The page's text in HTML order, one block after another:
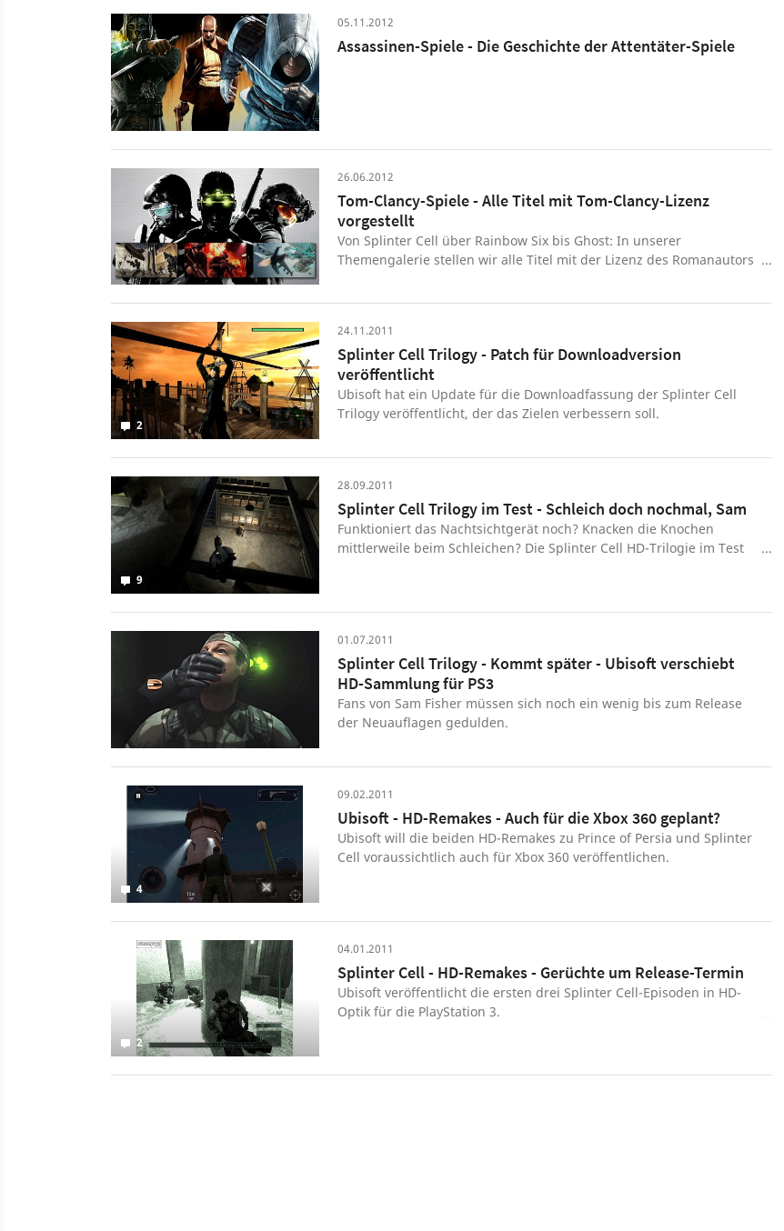
05.11.2012
Assassinen-Spiele - Die Geschichte der Attentäter-Spiele
26.06.2012
Tom-Clancy-Spiele - Alle Titel mit Tom-Clancy-Lizenz
vorgestellt
Von Splinter Cell über Rainbow Six bis Ghost: In unserer
Themengalerie stellen wir alle Titel mit der Lizenz des Romanautors
2
24.11.2011
Splinter Cell Trilogy - Patch für Downloadversion
veröffentlicht
Ubisoft hat ein Update für die Downloadfassung der Splinter Cell
Trilogy veröffentlicht, der das Zielen verbessern soll.
9
28.09.2011
Splinter Cell Trilogy im Test - Schleich doch nochmal, Sam
Funktioniert das Nachtsichtgerät noch? Knacken die Knochen
mittlerweile beim Schleichen? Die Splinter Cell HD-Trilogie im Test
01.07.2011
Splinter Cell Trilogy - Kommt später - Ubisoft verschiebt
HD-Sammlung für PS3
Fans von Sam Fisher müssen sich noch ein wenig bis zum Release
der Neuauflagen gedulden.
4
09.02.2011
Ubisoft - HD-Remakes - Auch für die Xbox 360 geplant?
Ubisoft will die beiden HD-Remakes zu Prince of Persia und Splinter
Cell voraussichtlich auch für Xbox 360 veröffentlichen.
2
04.01.2011
Splinter Cell - HD-Remakes - Gerüchte um Release-Termin
Ubisoft veröffentlicht die ersten drei Splinter Cell-Episoden in HD-
Optik für die PlayStation 3.